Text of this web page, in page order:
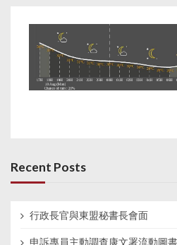
Recent Posts
行政長官與東盟秘書長會面
申訴專員主動調查康文署流動圖